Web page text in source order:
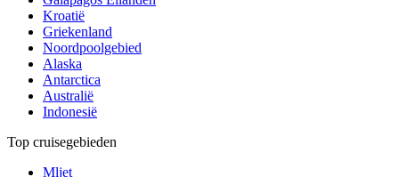
Kroatië
Griekenland
Noordpoolgebied
Alaska
Antarctica
Australië
Indonesië
Top cruisegebieden
Mljet